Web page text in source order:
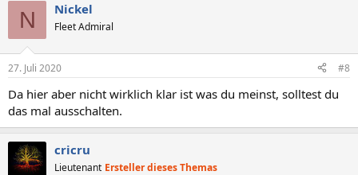
N Nickel
Fleet Admiral
27. Juli 2020 #8
Da hier aber nicht wirklich klar ist was du meinst, solltest du
das mal ausschalten.
cricru
Lieutenant Ersteller dieses Themas